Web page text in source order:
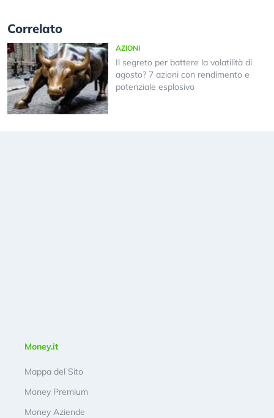
Correlato
AZIONI
Il segreto per battere la volatilità di
agosto? 7 azioni con rendimento e
potenziale esplosivo
Money.it
Mappa del Sito
Money Premium
Money Aziende